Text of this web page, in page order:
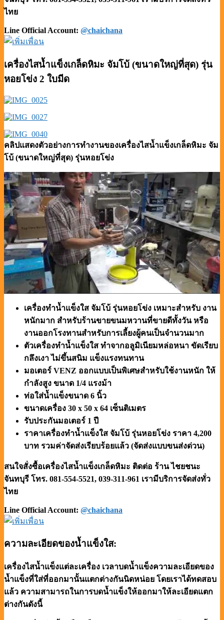
ไทย
Line Official Account: @chaichana
เครื่องไสน้ำแข็งเกล็ดหิมะ จัมโบ้ (ขนาดใหญ่ที่สุด) รุ่น
หอยโข่ง 2 ใบมีด
คลิปแสดงตัวอย่างการทำงานของเครื่องไสน้ำแข็งเกล็ดหิมะ จัม
โบ้ (ขนาดใหญ่ที่สุด) รุ่นหอยโข่ง
เครื่องทำน้ำแข็งใส จัมโบ้ รุ่นหอยโข่ง เหมาะสำหรับ งาน
หนักมาก สำหรับร้านขายขนมหวานที่ขายดีทั้งวัน หรือ
งานออกโรงทานสำหรับการเลี้ยงผู้คนเป็นจำนวนมาก
ตัวเครื่องทำน้ำแข็งใส ทำจากอลูมิเนียมหล่อหนา ขัดเรียบ
กลึงเงา ไม่ขึ้นสนิม แข็งแรงทนทาน
มอเตอร์ VENZ ออกแบบเป็นพิเศษสำหรับใช้งานหนัก ให้
กำลังสูง ขนาด 1/4 แรงม้า
ท่อใส่น้ำแข็งขนาด 6 นิ้ว
ขนาดเครื่อง 30 x 50 x 64 เซ็นติเมตร
รับประกันมอเตอร์ 1 ปี
ราคาเครื่องทำน้ำแข็งใส จัมโบ้ รุ่นหอยโข่ง ราคา 4,200
บาท รวมค่าจัดส่งเรียบร้อยแล้ว (จัดส่งแบบขนส่งด่วน)
สนใจสั่งซื้อเครื่องไสน้ำแข็งเกล็ดหิมะ ติดต่อ ร้าน ไชยชนะ
จันทบุรี โทร. 081-554-5521, 039-311-961 เรามีบริการจัดส่งทั่ว
ไทย
Line Official Account: @chaichana
ความละเอียดของน้ำแข็งใส:
เครื่องไสน้ำแข็งแต่ละเครื่อง เวลาบดน้ำแข็งความละเอียดของ
น้ำแข็งที่ใส่ที่ออกมานั้นแตกต่างกันนิดหน่อย โดยเราได้ทดสอบ
แล้ว ความสามารถในการบดน้ำแข็งให้ออกมาให้ละเอียดแตก
ต่างกันดังนี้